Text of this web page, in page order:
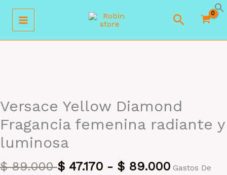
contenido
Buscar
Versace Yellow Diamond
Fragancia femenina radiante y
luminosa
$89.000 $ 47.170 - $ 89.000 Gastos De